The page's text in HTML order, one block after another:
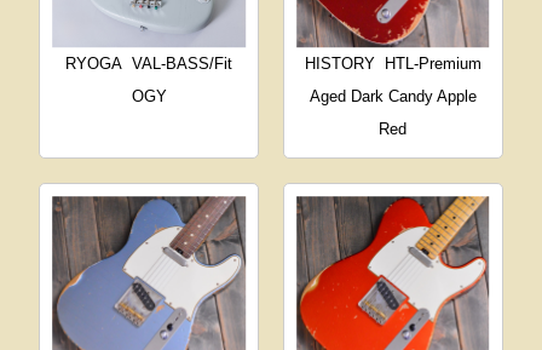
RYOGA VAL-BASS/Fit
OGY
HISTORY
HTL-Premium
Aged Dark Candy Apple
Red